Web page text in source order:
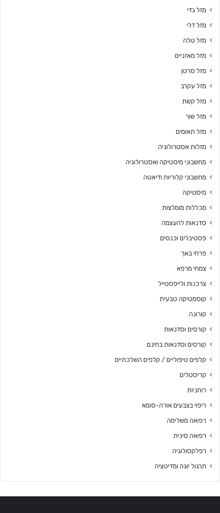
מזל גדי
מזל דלי
מזל טלה
מזל מאזניים
מזל סרטן
מזל עקרב
מזל קשת
מזל שור
מזל תאומים
מזלות אסטרולוגיה
מחשבוני מיסטיקה ואסטרולוגיה
מחשבוני קלוריות ודיאטה
מיסטיקה
מכללות מומלצות
סדנאות להעצמה
פסטיבלים וכנסים
פרחי באך
צמחי מרפא
צרכנות ולייפסטייל
קוסמטיקה טבעית
קורונה
קורסים וסדנאות
קורסים וסדנאות בחינם
קלפים טיפוליים / קלפים השלכתיים
קריסטלים
רוחניות
ריפוי בצבעים אורה-סומא
רפואה משלימה
רפואה סינית
רפלקסולוגיה
תרגול יוגה ומדיטציה